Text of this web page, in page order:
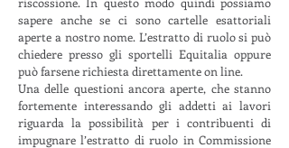
sapere anche se ci sono cartelle esattoriali
aperte a nostro nome. L’estratto di ruolo si può
chiedere presso gli sportelli Equitalia oppure
può farsene richiesta direttamente on line.
Una delle questioni ancora aperte, che stanno
fortemente interessando gli addetti ai lavori
riguarda la possibilità per i contribuenti di
impugnare l’estratto di ruolo in Commissione